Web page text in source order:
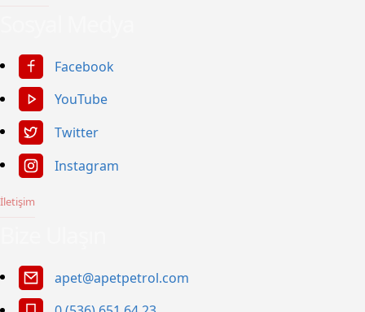
Facebook
YouTube
Twitter
Instagram
İletişim
apet@apetpetrol.com